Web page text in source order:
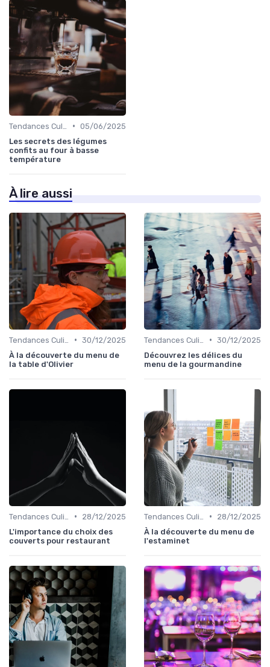
• 05/06/2025
Les secrets des légumes
confits au four à basse
température
À lire aussi
• 30/12/2025
À la découverte du menu de
la table d'Olivier
• 30/12/2025
Découvrez les délices du
menu de la gourmandine
•
28/12/2025
L'importance du choix des
couverts pour restaurant
•
28/12/2025
À la découverte du menu de
l'estaminet